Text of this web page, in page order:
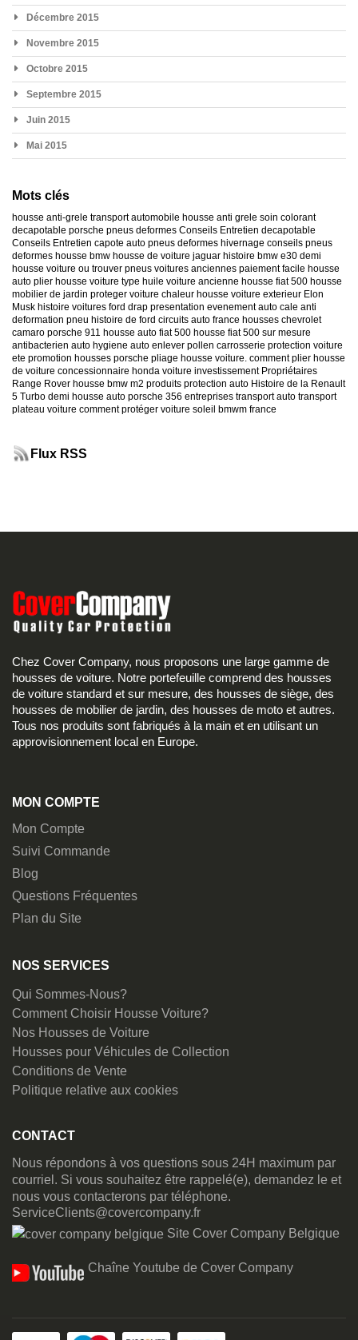
Décembre 2015
Novembre 2015
Octobre 2015
Septembre 2015
Juin 2015
Mai 2015
Mots clés
housse anti-grele transport automobile housse anti grele soin colorant
decapotable porsche pneus deformes Conseils Entretien decapotable
Conseils Entretien capote auto pneus deformes hivernage conseils pneus
deformes housse bmw housse de voiture jaguar histoire bmw e30 demi
housse voiture ou trouver pneus voitures anciennes paiement facile housse
auto plier housse voiture type huile voiture ancienne housse fiat 500 housse
mobilier de jardin proteger voiture chaleur housse voiture exterieur Elon
Musk histoire voitures ford drap presentation evenement auto cale anti
deformation pneu histoire de ford circuits auto france housses chevrolet
camaro porsche 911 housse auto fiat 500 housse fiat 500 sur mesure
antibacterien auto hygiene auto enlever pollen carrosserie protection voiture
ete promotion housses porsche pliage housse voiture. comment plier housse
de voiture concessionnaire honda voiture investissement Propriétaires
Range Rover housse bmw m2 produits protection auto Histoire de la Renault
5 Turbo demi housse auto porsche 356 entreprises transport auto transport
plateau voiture comment protéger voiture soleil bmwm france
Flux RSS
Chez Cover Company, nous proposons une large gamme de
housses de voiture. Notre portefeuille comprend des housses
de voiture standard et sur mesure, des housses de siège, des
housses de mobilier de jardin, des housses de moto et autres.
Tous nos produits sont fabriqués à la main et en utilisant un
approvisionnement local en Europe.
MON COMPTE
Mon Compte
Suivi Commande
Blog
Questions Fréquentes
Plan du Site
NOS SERVICES
Qui Sommes-Nous?
Comment Choisir Housse Voiture?
Nos Housses de Voiture
Housses pour Véhicules de Collection
Conditions de Vente
Politique relative aux cookies
CONTACT
Nous répondons à vos questions sous 24H maximum par
courriel. Si vous souhaitez être rappelé(e), demandez le et
nous vous contacterons par téléphone.
ServiceClients@covercompany.fr
Site Cover Company Belgique
Chaîne Youtube de Cover Company